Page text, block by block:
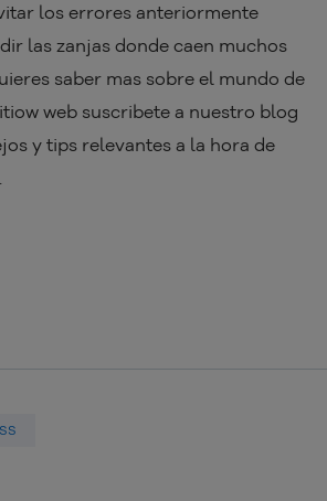
los errores anteriormente
las zanjas donde caen muchos
saber mas sobre el mundo de
web suscribete a nuestro blog
y tips relevantes a la hora de